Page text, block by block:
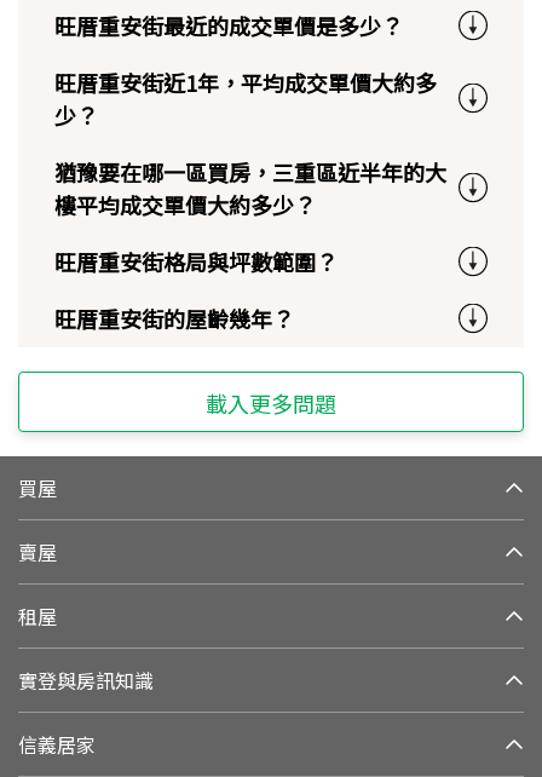
旺厝重安街最近的成交單價是多少？
旺厝重安街近1年，平均成交單價大約多
少？
猶豫要在哪一區買房，三重區近半年的大
樓平均成交單價大約多少？
旺厝重安街格局與坪數範圍？
旺厝重安街的屋齡幾年？
載入更多問題
買屋
賣屋
租屋
實登與房訊知識
信義居家